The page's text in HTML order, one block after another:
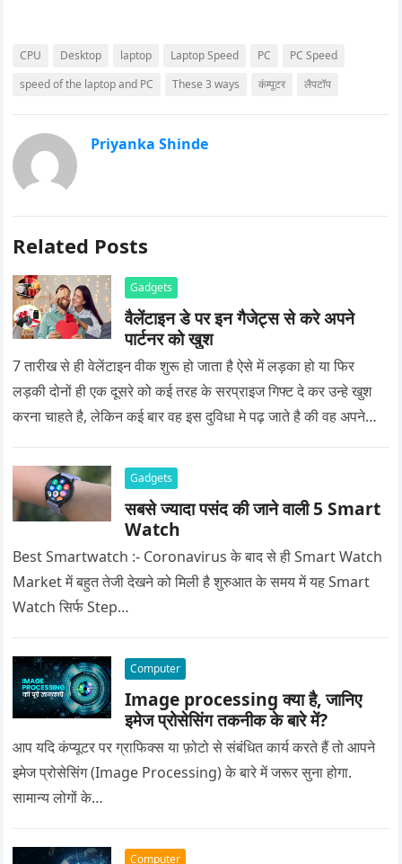
CPU Desktop laptop Laptop Speed PC
PC Speed
speed of the laptop and PC
These 3 ways कंम्पूटर लैपटॉप
Priyanka Shinde
Related Posts
Gadgets
वैलेंटाइन डे पर इन गैजेट्स से करे अपने
पार्टनर को खुश
7 तारीख से ही वेलेंटाइन वीक शुरू हो जाता है ऐसे में लड़का हो या फिर
लड़की दोनों ही एक दूसरे को कई तरह के सरप्राइज गिफ्ट दे कर उन्हे खुश
करना चाहते है, लेकिन कई बार वह इस दुविधा मे पढ़ जाते है की वह अपने
Gadgets
सबसे ज्यादा पसंद की जाने वाली 5 Smart
Watch
Best Smartwatch :- Coronavirus के बाद से ही Smart Watch
Market में बहुत तेजी देखने को मिली है शुरुआत के समय में यह Smart
Watch सिर्फ Step…
Computer
Image processing क्या है, जानिए
इमेज प्रोसेसिंग तकनीक के बारे में?
आप यदि कंप्यूटर पर ग्राफिक्स या फ़ोटो से संबंधित कार्य करते हैं तो आपने
इमेज प्रोसेसिंग (Image Processing) के बारे में जरूर सुना होगा.
सामान्य लोगों के…
Computer